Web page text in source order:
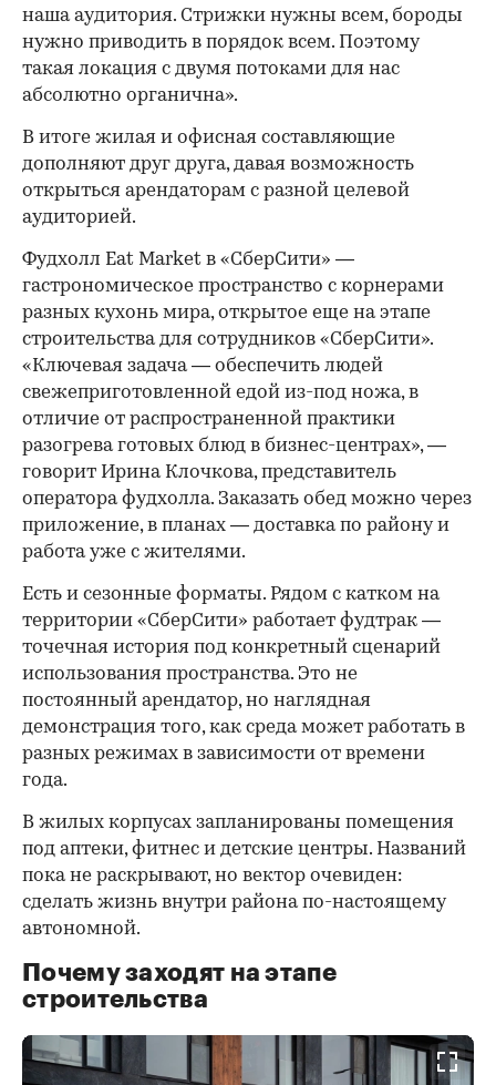
наша аудитория. Стрижки нужны всем, бороды
нужно приводить в порядок всем. Поэтому
такая локация с двумя потоками для нас
абсолютно органична».
В итоге жилая и офисная составляющие
дополняют друг друга, давая возможность
открыться арендаторам с разной целевой
аудиторией.
Фудхолл Eat Market в «СберСити» —
гастрономическое пространство с корнерами
разных кухонь мира, открытое еще на этапе
строительства для сотрудников «СберСити».
«Ключевая задача — обеспечить людей
свежеприготовленной едой из-под ножа, в
отличие от распространенной практики
разогрева готовых блюд в бизнес-центрах», —
говорит Ирина Клочкова, представитель
оператора фудхолла. Заказать обед можно через
приложение, в планах — доставка по району и
работа уже с жителями.
Есть и сезонные форматы. Рядом с катком на
территории «СберСити» работает фудтрак —
точечная история под конкретный сценарий
использования пространства. Это не
постоянный арендатор, но наглядная
демонстрация того, как среда может работать в
разных режимах в зависимости от времени
года.
В жилых корпусах запланированы помещения
под аптеки, фитнес и детские центры. Названий
пока не раскрывают, но вектор очевиден:
сделать жизнь внутри района по-настоящему
автономной.
Почему заходят на этапе
строительства